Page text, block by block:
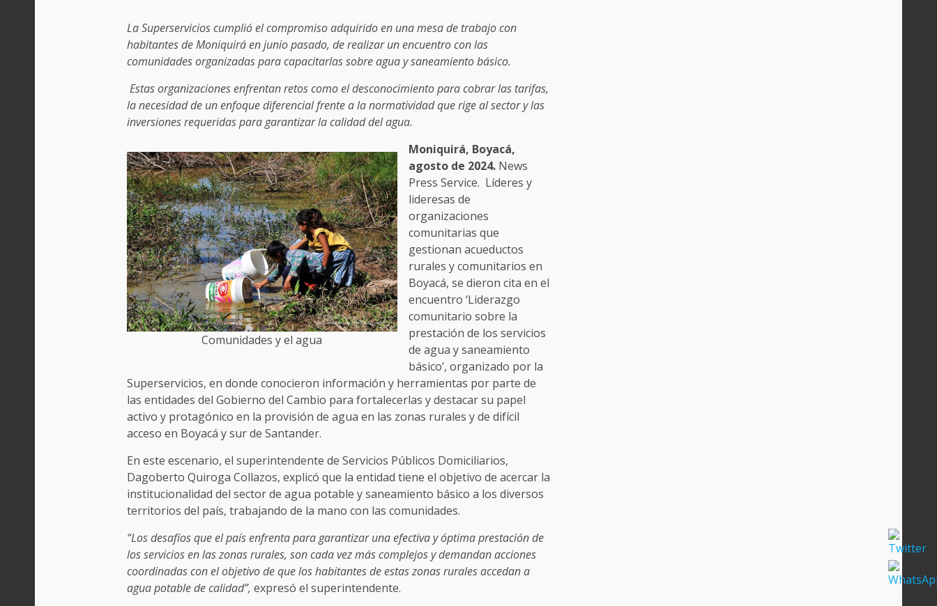
La Superservicios cumplió el compromiso adquirido en una mesa de trabajo con
habitantes de Moniquirá en junio pasado, de realizar un encuentro con las
comunidades organizadas para capacitarlas sobre agua y saneamiento básico.
Estas organizaciones enfrentan retos como el desconocimiento para cobrar las tarifas,
la necesidad de un enfoque diferencial frente a la normatividad que rige al sector y las
inversiones requeridas para garantizar la calidad del agua.
Comunidades y el agua
Moniquirá, Boyacá,
agosto de 2024.News
Press Service. Líderes y
lideresas de
organizaciones
comunitarias que
gestionan acueductos
rurales y comunitarios en
Boyacá, se dieron cita en el
encuentro ‘Liderazgo
comunitario sobre la
prestación de los servicios
de agua y saneamiento
básico’, organizado por la
Superservicios, en donde conocieron información y herramientas por parte de
las entidades del Gobierno del Cambio para fortalecerlas y destacar su papel
activo y protagónico en la provisión de agua en las zonas rurales y de difícil
acceso en Boyacá y sur de Santander.
En este escenario, el superintendente de Servicios Públicos Domiciliarios,
Dagoberto Quiroga Collazos, explicó que la entidad tiene el objetivo de acercar la
institucionalidad del sector de agua potable y saneamiento básico a los diversos
territorios del país, trabajando de la mano con las comunidades.
“Los desafíos que el país enfrenta para garantizar una efectiva y óptima prestación de
los servicios en las zonas rurales, son cada vez más complejos y demandan acciones
coordinadas con el objetivo de que los habitantes de estas zonas rurales accedan a
agua potable de calidad”, expresó el superintendente.